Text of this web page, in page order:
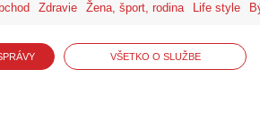
Zdravie Žena, šport, rodina Life style
VŠETKO O SLUŽBE